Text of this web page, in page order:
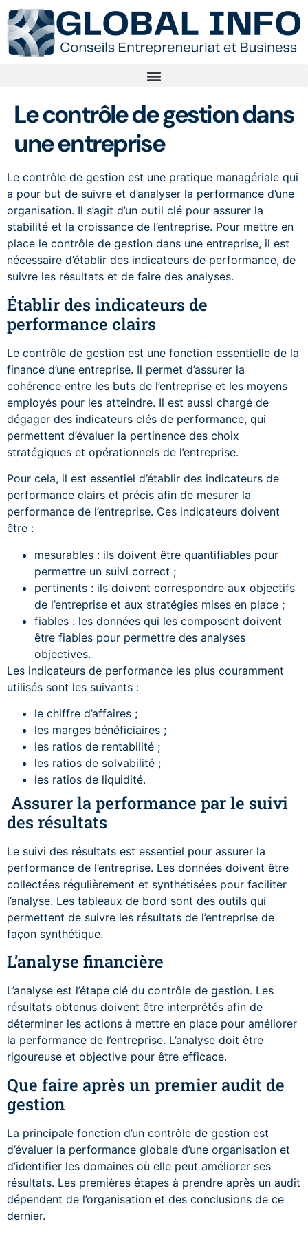
Le contrôle de gestion dans
une entreprise
Le contrôle de gestion est une pratique managériale qui
a pour but de suivre et d’analyser la performance d’une
organisation. Il s’agit d’un outil clé pour assurer la
stabilité et la croissance de l’entreprise. Pour mettre en
place le contrôle de gestion dans une entreprise, il est
nécessaire d’établir des indicateurs de performance, de
suivre les résultats et de faire des analyses.
Établir des indicateurs de
performance clairs
Le contrôle de gestion est une fonction essentielle de la
finance d’une entreprise. Il permet d’assurer la
cohérence entre les buts de l’entreprise et les moyens
employés pour les atteindre. Il est aussi chargé de
dégager des indicateurs clés de performance, qui
permettent d’évaluer la pertinence des choix
stratégiques et opérationnels de l’entreprise.
Pour cela, il est essentiel d’établir des indicateurs de
performance clairs et précis afin de mesurer la
performance de l’entreprise. Ces indicateurs doivent
être :
mesurables : ils doivent être quantifiables pour
permettre un suivi correct ;
pertinents : ils doivent correspondre aux objectifs
de l’entreprise et aux stratégies mises en place ;
fiables : les données qui les composent doivent
être fiables pour permettre des analyses
objectives.
Les indicateurs de performance les plus couramment
utilisés sont les suivants :
le chiffre d’affaires ;
les marges bénéficiaires ;
les ratios de rentabilité ;
les ratios de solvabilité ;
les ratios de liquidité.
Assurer la performance par le suivi
des résultats
Le suivi des résultats est essentiel pour assurer la
performance de l’entreprise. Les données doivent être
collectées régulièrement et synthétisées pour faciliter
l’analyse. Les tableaux de bord sont des outils qui
permettent de suivre les résultats de l’entreprise de
façon synthétique.
L’analyse financière
L’analyse est l’étape clé du contrôle de gestion. Les
résultats obtenus doivent être interprétés afin de
déterminer les actions à mettre en place pour améliorer
la performance de l’entreprise. L’analyse doit être
rigoureuse et objective pour être efficace.
Que faire après un premier audit de
gestion
La principale fonction d’un contrôle de gestion est
d’évaluer la performance globale d’une organisation et
d’identifier les domaines où elle peut améliorer ses
résultats. Les premières étapes à prendre après un audit
dépendent de l’organisation et des conclusions de ce
dernier.